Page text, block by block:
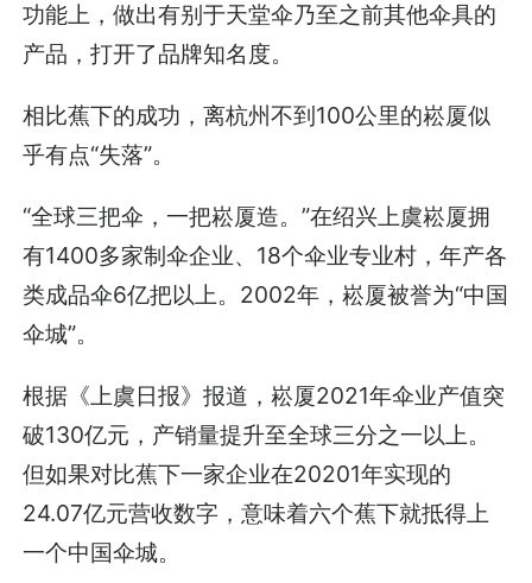
功能上，做出有别于天堂伞乃至之前其他伞具的
产品，打开了品牌知名度。
相比蕉下的成功，离杭州不到100公里的崧厦似
乎有点“失落”。
“全球三把伞，一把崧厦造。”在绍兴上虞崧厦拥
有1400多家制伞企业、18个伞业专业村，年产各
类成品伞6亿把以上。2002年，崧厦被誉为“中国
伞城”。
根据《上虞日报》报道，崧厦2021年伞业产值突
破130亿元，产销量提升至全球三分之一以上。
但如果对比蕉下一家企业在20201年实现的
24.07亿元营收数字，意味着六个蕉下就抵得上
一个中国伞城。